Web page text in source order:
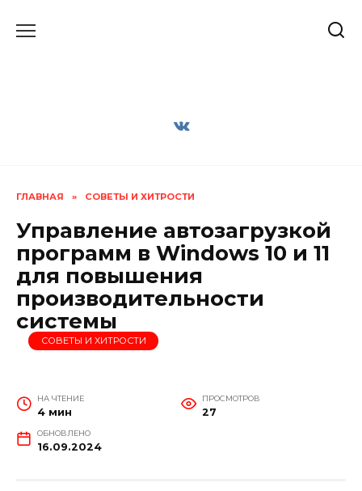
ГЛАВНАЯ » СОВЕТЫ И ХИТРОСТИ
Управление автозагрузкой
программ в Windows 10 и 11
для повышения
производительности
системы
СОВЕТЫ И ХИТРОСТИ
НА ЧТЕНИЕ
4 мин
ПРОСМОТРОВ
27
ОБНОВЛЕНО
16.09.2024